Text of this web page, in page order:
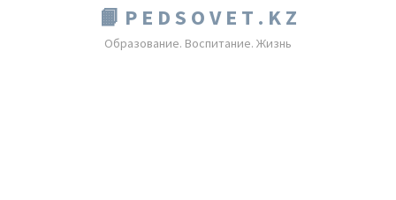
📙 P E D S O V E T . K Z
Образование. Воспитание. Жизнь